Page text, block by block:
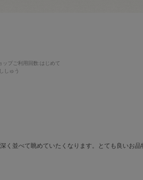
ップご利用回数:はじめて
しゅう
く並べて眺めていたくなります。とても良いお品